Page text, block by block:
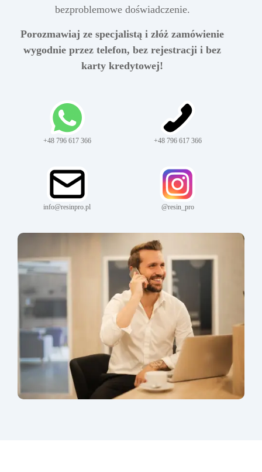
bezproblemowe doświadczenie.
Porozmawiaj ze specjalistą i złóż zamówienie
wygodnie przez telefon, bez rejestracji i bez
karty kredytowej!
+48 796 617 366 +48 796 617 366
info@resinpro.pl @resin_pro